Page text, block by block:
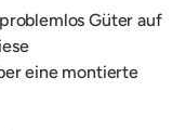
Güter auf
eine montierte